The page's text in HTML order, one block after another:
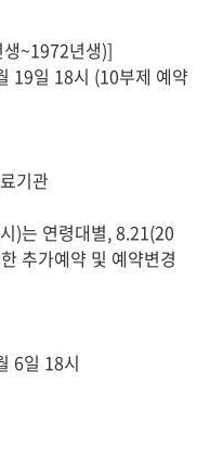
~1972년생)]
19일 18시 (10부제 예약
기관
)는 연령대별, 8.21(20
추가예약 및 예약변경
6일 18시